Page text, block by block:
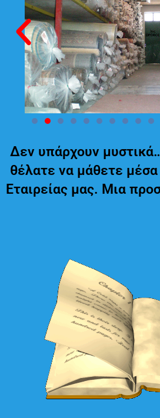
Δεν υπάρχουν
θέλατε να μάθετε μέσα
Εταιρείας μας. Μια